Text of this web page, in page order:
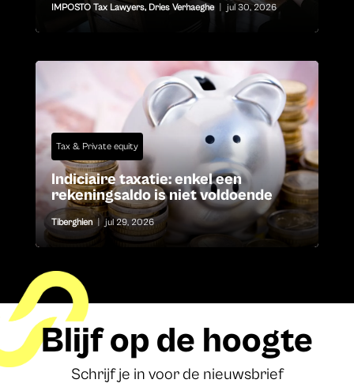
IMPOSTO Tax Lawyers, Dries Verhaeghe jul 30, 2026
Tax & Private equity
Indiciaire taxatie: enkel een
rekeningsaldo is niet voldoende
Tiberghien jul 29, 2026
Blijf op de hoogte
Schrijf je in voor de nieuwsbrief